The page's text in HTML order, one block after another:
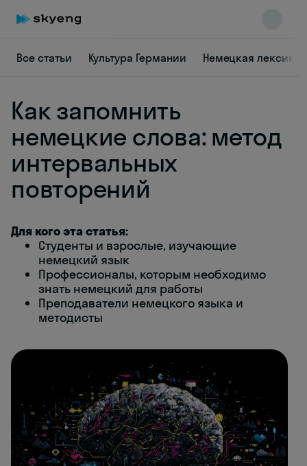
Все статьи Культура Германии Немецкая лексика
Как запомнить
немецкие слова: метод
интервальных
повторений
Для кого эта статья:
Студенты и взрослые, изучающие
немецкий язык
Профессионалы, которым необходимо
знать немецкий для работы
Преподаватели немецкого языка и
методисты
Skyeng Chat
online